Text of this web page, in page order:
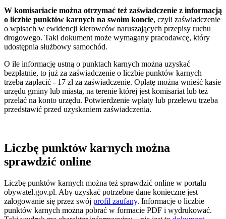
W komisariacie można otrzymać też zaświadczenie z informacją
o liczbie punktów karnych na swoim koncie, czyli zaświadczenie
o wpisach w ewidencji kierowców naruszających przepisy ruchu
drogowego. Taki dokument może wymagany pracodawcę, który
udostępnia służbowy samochód.
O ile informację ustną o punktach karnych można uzyskać
bezpłatnie, to już za zaświadczenie o liczbie punktów karnych
trzeba zapłacić - 17 zł za zaświadczenie. Opłatę można wnieść kasie
urzędu gminy lub miasta, na terenie której jest komisariat lub też
przelać na konto urzędu. Potwierdzenie wpłaty lub przelewu trzeba
przedstawić przed uzyskaniem zaświadczenia.
Liczbę punktów karnych można
sprawdzić online
Liczbę punktów karnych można też sprawdzić online w portalu
obywatel.gov.pl. Aby uzyskać potrzebne dane konieczne jest
zalogowanie się przez swój profil zaufany. Informacje o liczbie
punktów karnych można pobrać w formacie PDF i wydrukować.